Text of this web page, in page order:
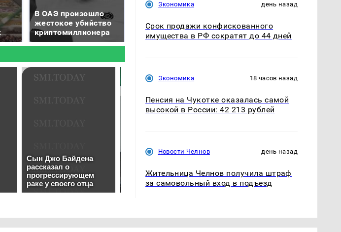
В ОАЭ произошло
жестокое убийство
криптомиллионера
падению вертолета на
Кавказе: читать здесь
было с 1945: чего
ждать всем нам?
Экономика день назад
Срок продажи конфискованного
имущества в РФ сократят до 44 дней
Экономика 18 часов назад
Пенсия на Чукотке оказалась самой
высокой в России: 42 213 рублей
Новости Челнов день назад
Жительница Челнов получила штраф
за самовольный вход в подъезд